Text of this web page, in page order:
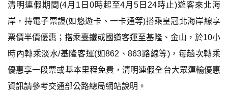
清明連假期間(4月1日0時起至4月5日24時止)遊客來北海
岸，持電子票證(如悠遊卡、一卡通等)搭乘皇冠北海岸線享
票價半價優惠；搭乘臺鐵或國道客運至基隆、金山，於10小
時內轉乘淡水/基隆客運(如862、863路線等)，每趟次轉乘
優惠享一段票或基本里程免費，清明連假全台大眾運輸優惠
資訊請參考交通部公路總局網站說明。